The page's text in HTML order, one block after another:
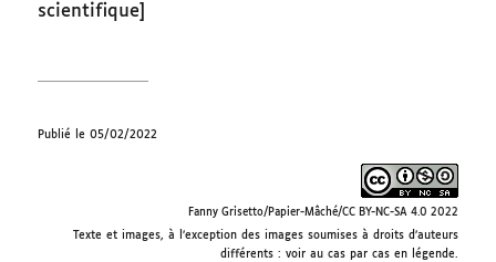
scientifique]
Publié le 05/02/2022
Fanny Grisetto/Papier-Mâché/CC BY-NC-SA 4.0 2022
Texte et images, à l’exception des images soumises à droits d’auteurs
différents : voir au cas par cas en légende.